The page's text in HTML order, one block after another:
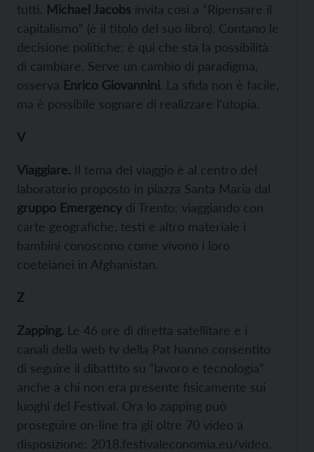
tutti. Michael Jacobs invita così a “Ripensare il
capitalismo” (è il titolo del suo libro). Contano le
decisione politiche: è qui che sta la possibilità
di cambiare. Serve un cambio di paradigma,
osserva Enrico Giovannini. La sfida non è facile,
ma è possibile sognare di realizzare l’utopia.
V
Viaggiare. Il tema del viaggio è al centro del
laboratorio proposto in piazza Santa Maria dal
gruppo Emergency di Trento: viaggiando con
carte geografiche, testi e altro materiale i
bambini conoscono come vivono i loro
coeteìanei in Afghanistan.
Z
Zapping. Le 46 ore di diretta satellitare e i
canali della web tv della Pat hanno consentito
di seguire il dibattito su “lavoro e tecnologia”
anche a chi non era presente fisicamente sui
luoghi del Festival. Ora lo zapping può
proseguire on-line tra gli oltre 70 video a
disposizione: 2018.festivaleconomia.eu/video.